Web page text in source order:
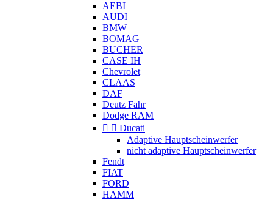
AEBI
AUDI
BMW
BOMAG
BUCHER
CASE IH
Chevrolet
CLAAS
DAF
Deutz Fahr
Dodge RAM
  Ducati
Adaptive Hauptscheinwerfer
nicht adaptive Hauptscheinwerfer
Fendt
FIAT
FORD
HAMM